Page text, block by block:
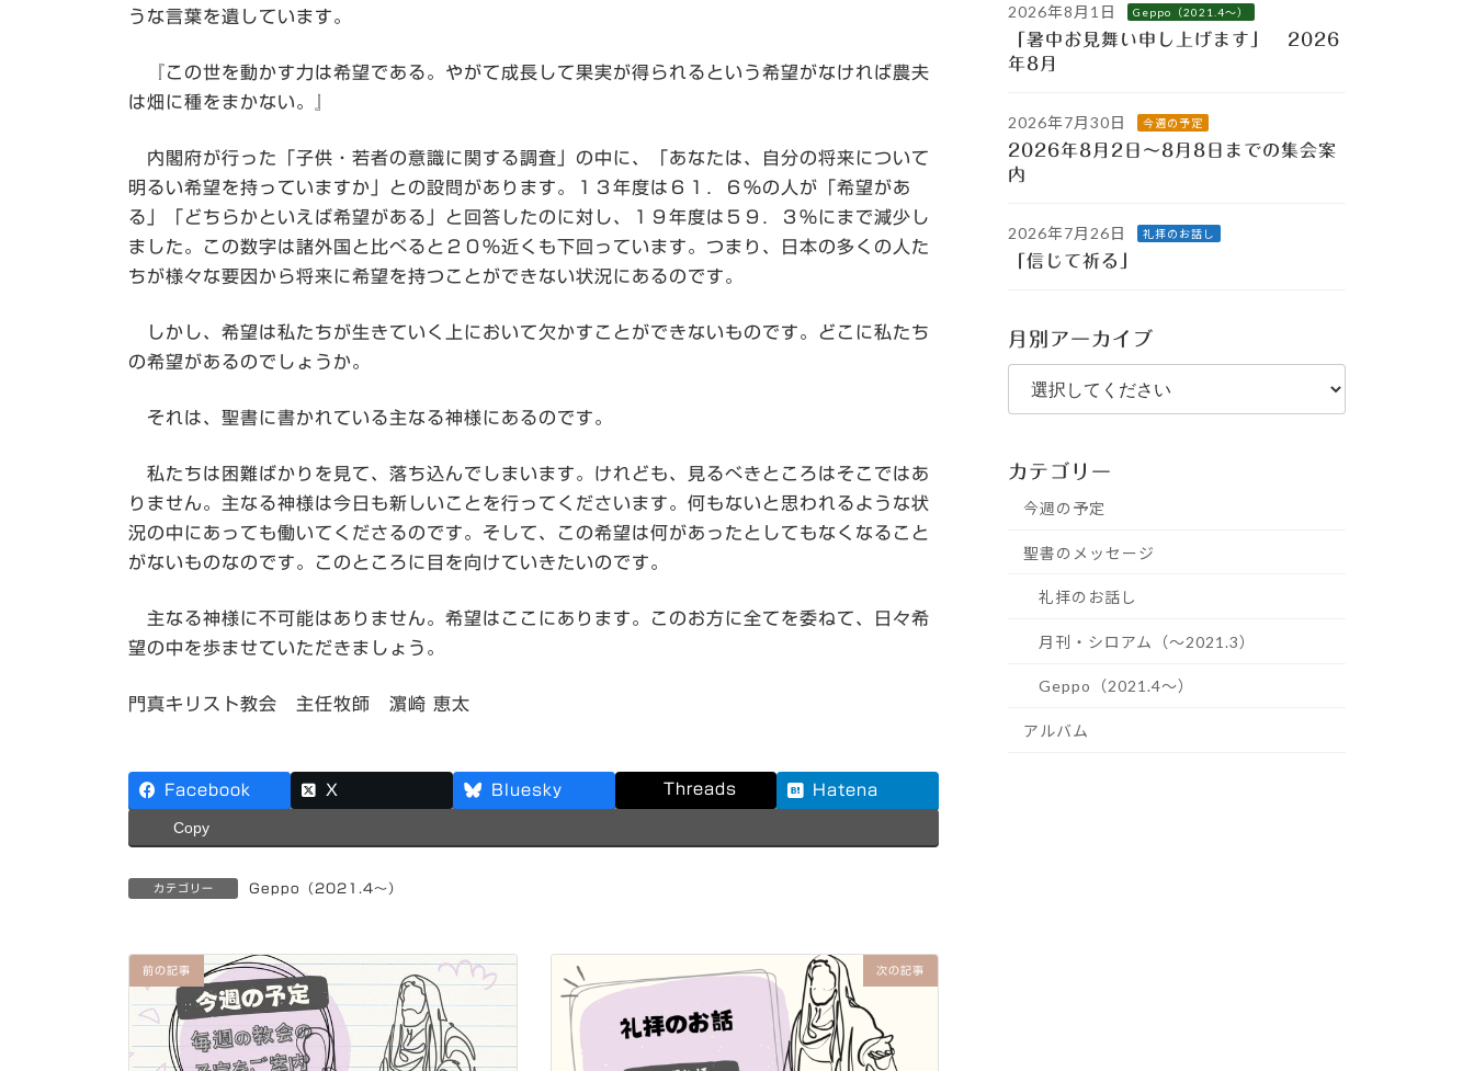
うな言葉を遺しています。
『この世を動かす力は希望である。やがて成長して果実が得られるという希望がなければ農夫
は畑に種をまかない。』
内閣府が行った「子供・若者の意識に関する調査」の中に、「あなたは、自分の将来について
明るい希望を持っていますか」との設問があります。１３年度は６１．６％の人が「希望があ
る」「どちらかといえば希望がある」と回答したのに対し、１９年度は５９．３％にまで減少し
ました。この数字は諸外国と比べると２０％近くも下回っています。つまり、日本の多くの人た
ちが様々な要因から将来に希望を持つことができない状況にあるのです。
しかし、希望は私たちが生きていく上において欠かすことができないものです。どこに私たち
の希望があるのでしょうか。
それは、聖書に書かれている主なる神様にあるのです。
私たちは困難ばかりを見て、落ち込んでしまいます。けれども、見るべきところはそこではあ
りません。主なる神様は今日も新しいことを行ってくださいます。何もないと思われるような状
況の中にあっても働いてくださるのです。そして、この希望は何があったとしてもなくなること
がないものなのです。このところに目を向けていきたいのです。
主なる神様に不可能はありません。希望はここにあります。このお方に全てを委ねて、日々希
望の中を歩ませていただきましょう。
門真キリスト教会 主任牧師 濵崎 恵太
Facebook X Bluesky Threads Hatena
Copy
カテゴリー Geppo（2021.4～）
前の記事 次の記事
2026年8月1日 Geppo（2021.4～）
「暑中お見舞い申し上げます」 2026
年8月
2026年7月30日 今週の予定
2026年8月2日～8月8日までの集会案
内
2026年7月26日 礼拝のお話し
「信じて祈る」
月別アーカイブ
カテゴリー
今週の予定
聖書のメッセージ
礼拝のお話し
月刊・シロアム（～2021.3）
Geppo（2021.4～）
アルバム